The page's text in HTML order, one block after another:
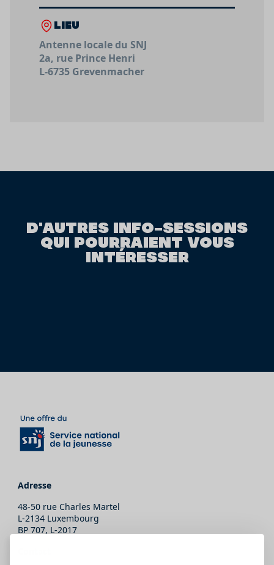
LIEU
Antenne locale du SNJ
2a, rue Prince Henri
L-6735 Grevenmacher
D'AUTRES INFO-SESSIONS
QUI POURRAIENT VOUS
INTÉRESSER
Adresse
48-50 rue Charles Martel
L-2134 Luxembourg
BP 707, L-2017